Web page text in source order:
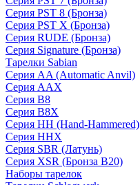
Серия PST 8 (Бронза)
Серия PST X (Бронза)
Серия RUDE (Бронза)
Серия Signature (Бронза)
Тарелки Sabian
Серия AA (Automatic Anvil)
Серия AAX
Серия B8
Серия B8X
Серия HH (Hand-Hammered)
Серия HHX
Серия SBR (Латунь)
Серия XSR (Бронза B20)
Наборы тарелок